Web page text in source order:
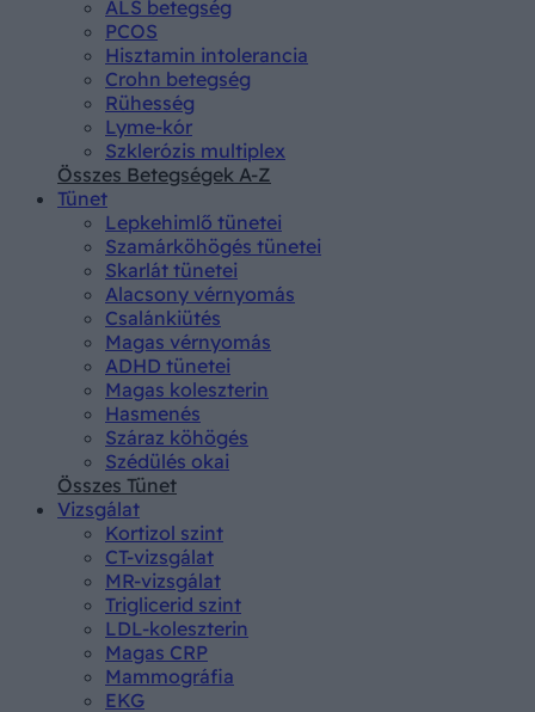
ALS betegség
PCOS
Hisztamin intolerancia
Crohn betegség
Rühesség
Lyme-kór
Szklerózis multiplex
Összes Betegségek A-Z
Tünet
Lepkehimlő tünetei
Szamárköhögés tünetei
Skarlát tünetei
Alacsony vérnyomás
Csalánkiütés
Magas vérnyomás
ADHD tünetei
Magas koleszterin
Hasmenés
Száraz köhögés
Szédülés okai
Összes Tünet
Vizsgálat
Kortizol szint
CT-vizsgálat
MR-vizsgálat
Triglicerid szint
LDL-koleszterin
Magas CRP
Mammográfia
EKG